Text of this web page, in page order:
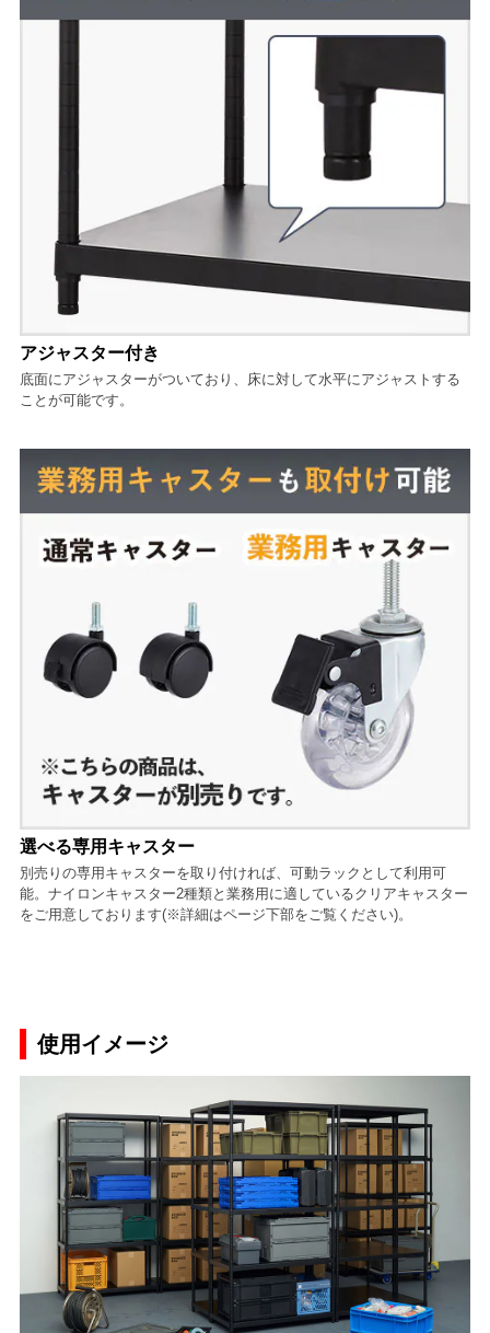
アジャスター付き
底面にアジャスターがついており、床に対して水平にアジャストする
ことが可能です。
選べる専用キャスター
別売りの専用キャスターを取り付ければ、可動ラックとして利用可
能。ナイロンキャスター2種類と業務用に適しているクリアキャスター
をご用意しております(※詳細はページ下部をご覧ください)。
使用イメージ